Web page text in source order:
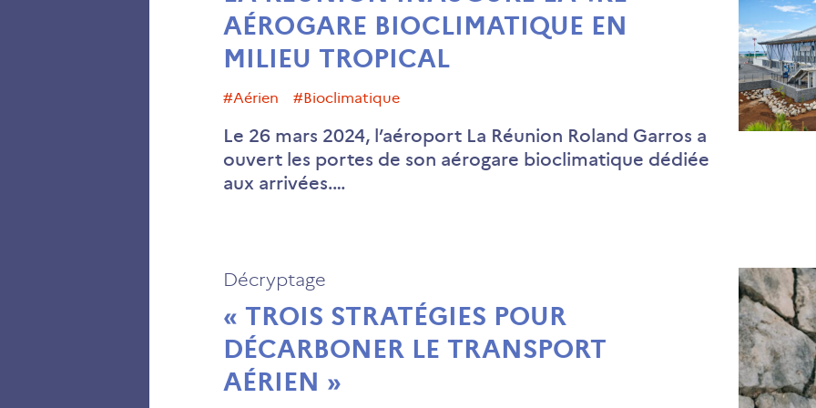
AÉROGARE BIOCLIMATIQUE EN
MILIEU TROPICAL
#aérien #bioclimatique
Le 26 mars 2024, l’aéroport La Réunion Roland Garros a
ouvert les portes de son aérogare bioclimatique dédiée
aux arrivées.…
« TROIS STRATÉGIES POUR
DÉCARBONER LE TRANSPORT
AÉRIEN »
Décryptage